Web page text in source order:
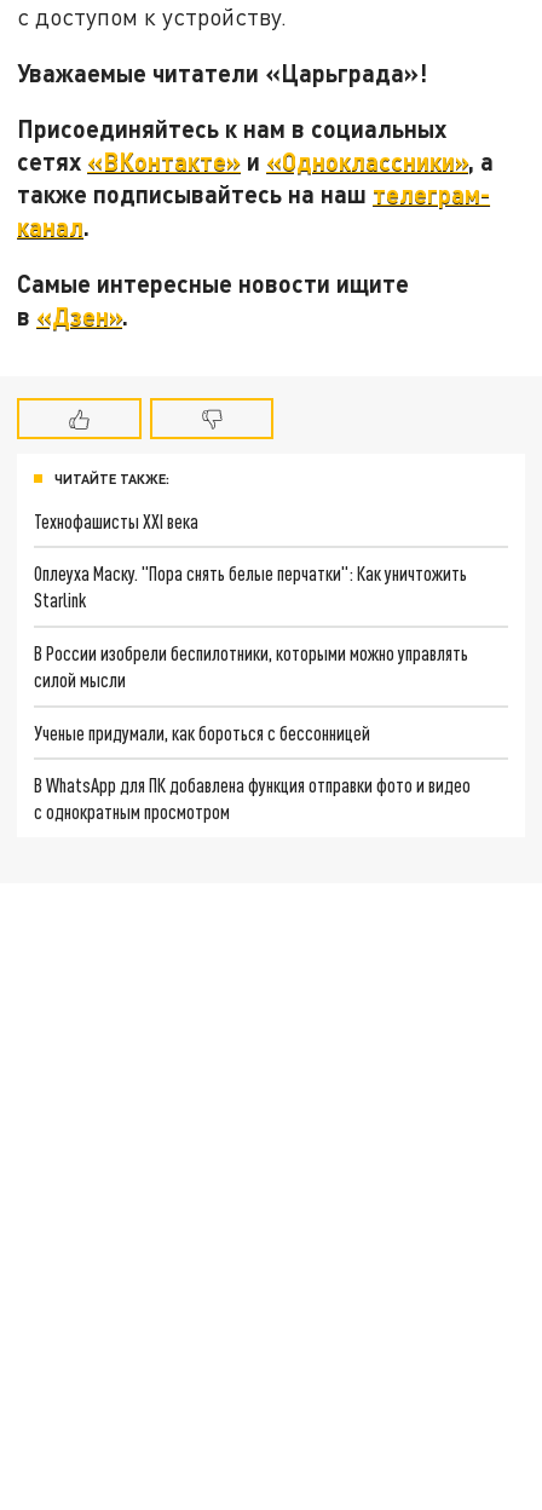
с доступом к устройству.
Уважаемые читатели «Царьграда»!
Присоединяйтесь к нам в социальных
сетях «ВКонтакте» и «Одноклассники», а
также подписывайтесь на наш телеграм-
канал.
Самые интересные новости ищите
в «Дзен».
ЧИТАЙТЕ ТАКЖЕ:
Технофашисты XXI века
Оплеуха Маску. "Пора снять белые перчатки": Как уничтожить
Starlink
В России изобрели беспилотники, которыми можно управлять
силой мысли
Ученые придумали, как бороться с бессонницей
В WhatsApp для ПК добавлена функция отправки фото и видео
с однократным просмотром